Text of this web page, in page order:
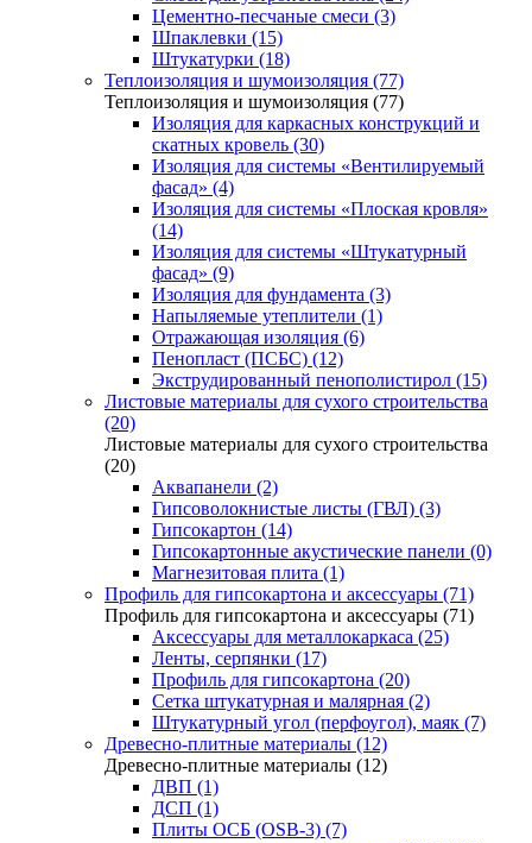
Цементно-песчаные смеси (3)
Шпаклевки (15)
Штукатурки (18)
Теплоизоляция и шумоизоляция (77)
Теплоизоляция и шумоизоляция (77)
Изоляция для каркасных конструкций и
скатных кровель (30)
Изоляция для системы «Вентилируемый
фасад» (4)
Изоляция для системы «Плоская кровля»
(14)
Изоляция для системы «Штукатурный
фасад» (9)
Изоляция для фундамента (3)
Напыляемые утеплители (1)
Отражающая изоляция (6)
Пенопласт (ПСБС) (12)
Экструдированный пенополистирол (15)
Листовые материалы для сухого строительства
(20)
Листовые материалы для сухого строительства
(20)
Аквапанели (2)
Гипсоволокнистые листы (ГВЛ) (3)
Гипсокартон (14)
Гипсокартонные акустические панели (0)
Магнезитовая плита (1)
Профиль для гипсокартона и аксессуары (71)
Профиль для гипсокартона и аксессуары (71)
Аксессуары для металлокаркаса (25)
Ленты, серпянки (17)
Профиль для гипсокартона (20)
Сетка штукатурная и малярная (2)
Штукатурный угол (перфоугол), маяк (7)
Древесно-плитные материалы (12)
Древесно-плитные материалы (12)
ДВП (1)
ДСП (1)
Плиты ОСБ (OSB-3) (7)